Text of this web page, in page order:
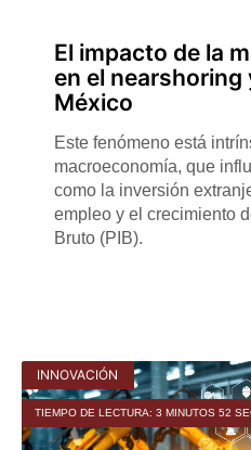
El impacto de la
en el
México
Este fenómeno está
macroeconomía, que
como la inversión
empleo y el crecimiento
Bruto (PIB).
INNOVACIÓN
TIEMPO DE LECTURA: 3 MINUTOS 52